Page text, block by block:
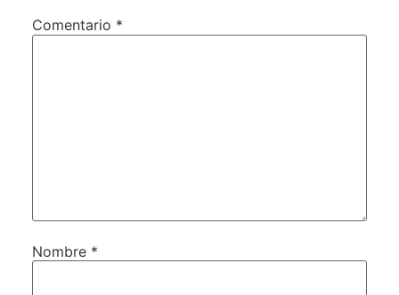
Comentario *
Nombre *